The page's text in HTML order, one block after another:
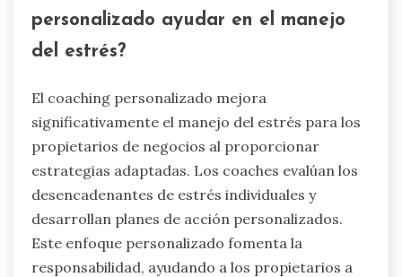
personalizado ayudar en el manejo
del estrés?
El coaching personalizado mejora
significativamente el manejo del estrés para los
propietarios de negocios al proporcionar
estrategias adaptadas. Los coaches evalúan los
desencadenantes de estrés individuales y
desarrollan planes de acción personalizados.
Este enfoque personalizado fomenta la
responsabilidad, ayudando a los propietarios a